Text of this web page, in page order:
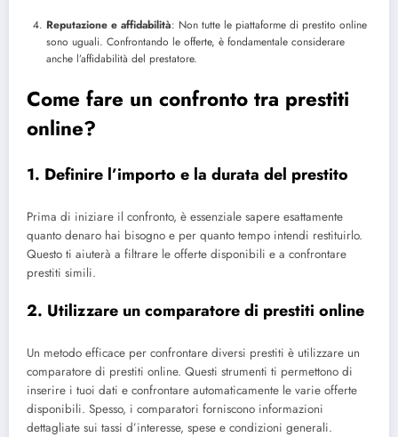
Reputazione e affidabilità: Non tutte le piattaforme di prestito online
sono uguali. Confrontando le offerte, è fondamentale considerare
anche l’affidabilità del prestatore.
Come fare un confronto tra prestiti
online?
1. Definire l’importo e la durata del prestito
Prima di iniziare il confronto, è essenziale sapere esattamente
quanto denaro hai bisogno e per quanto tempo intendi restituirlo.
Questo ti aiuterà a filtrare le offerte disponibili e a confrontare
prestiti simili.
2. Utilizzare un comparatore di prestiti online
Un metodo efficace per confrontare diversi prestiti è utilizzare un
comparatore di prestiti online. Questi strumenti ti permettono di
inserire i tuoi dati e confrontare automaticamente le varie offerte
disponibili. Spesso, i comparatori forniscono informazioni
dettagliate sui tassi d’interesse, spese e condizioni generali.